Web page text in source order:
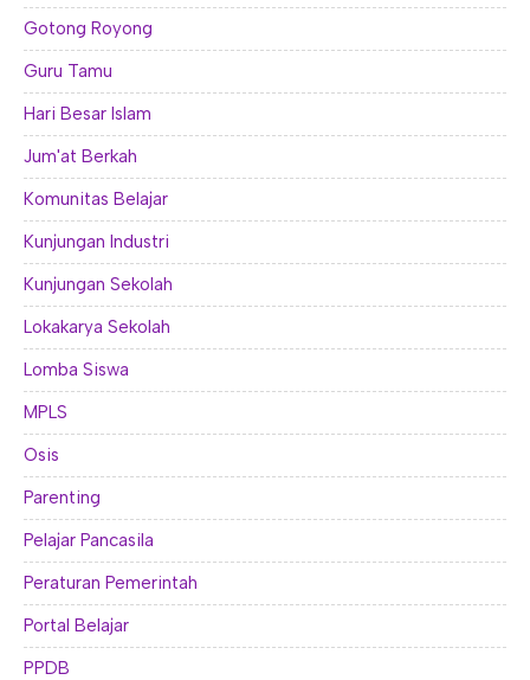
Gotong Royong
Guru Tamu
Hari Besar Islam
Jum'at Berkah
Komunitas Belajar
Kunjungan Industri
Kunjungan Sekolah
Lokakarya Sekolah
Lomba Siswa
MPLS
Osis
Parenting
Pelajar Pancasila
Peraturan Pemerintah
Portal Belajar
PPDB